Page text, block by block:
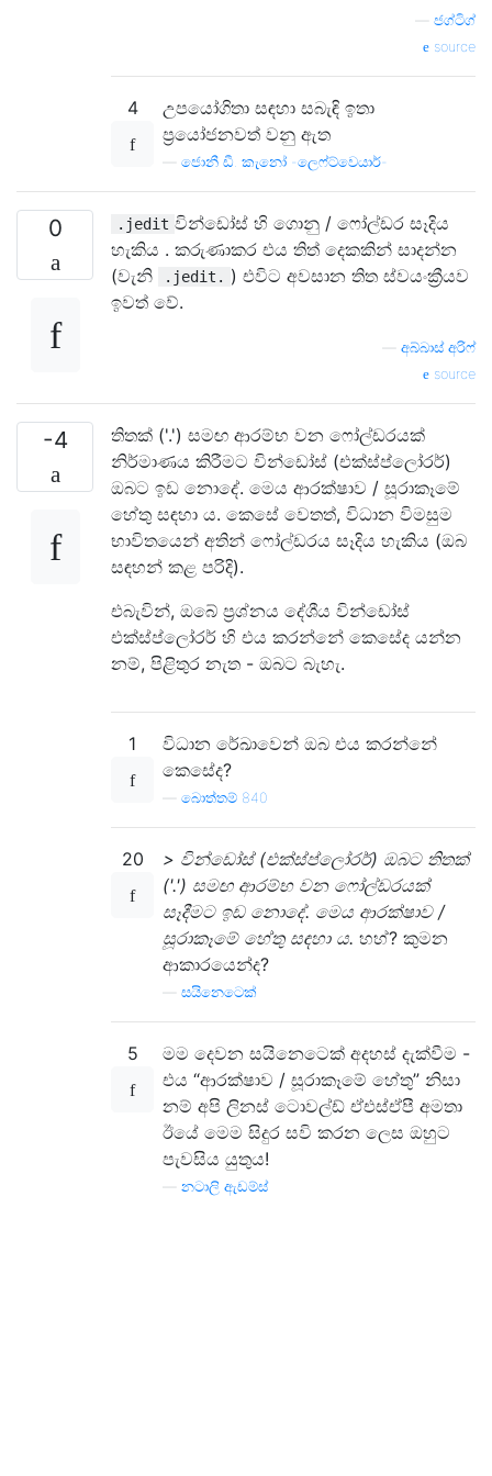
ජග්ටිග්
source
4
උපයෝගිතා සඳහා සබැඳි ඉතා
ප්‍රයෝජනවත් වනු ඇත
ජොනී ඩී. කැනෝ -ලෙෆ්ට්වෙයාර්-
0 .jedit වින්ඩෝස් හි ගොනු / ෆෝල්ඩර සෑදිය
හැකිය . කරුණාකර එය තිත් දෙකකින් සාදන්න
(වැනි
.jedit. ) එවිට අවසාන තිත ස්වයංක්‍රීයව
ඉවත් වේ.
අබ්බාස් අරිෆ්
source
-4
තිතක් ('.') සමඟ ආරම්භ වන ෆෝල්ඩරයක්
නිර්මාණය කිරීමට වින්ඩෝස් (එක්ස්ප්ලෝරර්)
ඔබට ඉඩ නොදේ. මෙය ආරක්ෂාව / සූරාකෑමේ
හේතු සඳහා ය. කෙසේ වෙතත්, විධාන විමසුම
භාවිතයෙන් අතින් ෆෝල්ඩරය සෑදිය හැකිය (ඔබ
සඳහන් කළ පරිදි).
එබැවින්, ඔබේ ප්‍රශ්නය දේශීය වින්ඩෝස්
එක්ස්ප්ලෝරර් හි එය කරන්නේ කෙසේද යන්න
නම්, පිළිතුර නැත - ඔබට බැහැ.
1
විධාන රේඛාවෙන් ඔබ එය කරන්නේ
කෙසේද?
බොත්තම් 840
20
> වින්ඩෝස් (එක්ස්ප්ලෝරර්) ඔබට තිතක්
('.') සමඟ ආරම්භ වන ෆෝල්ඩරයක්
සෑදීමට ඉඩ නොදේ. මෙය ආරක්ෂාව /
සූරාකෑමේ හේතු සඳහා ය. හහ්? කුමන
ආකාරයෙන්ද?
සයිනෙටෙක්
5
මම දෙවන සයිනෙටෙක් අදහස් දැක්වීම -
එය “ආරක්ෂාව / සූරාකෑමේ හේතු” නිසා
නම් අපි ලිනස් ටොවල්ඩ් ඒඑස්ඒපී අමතා
ඊයේ මෙම සිදුර සවි කරන ලෙස ඔහුට
පැවසිය යුතුය!
නටාලි ඇඩම්ස්